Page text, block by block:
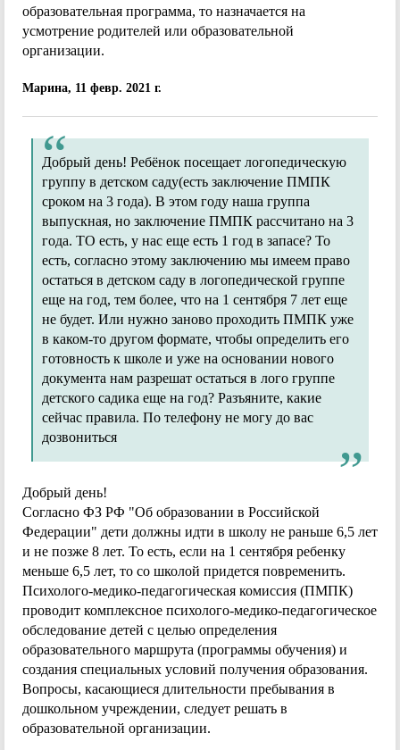
образовательная программа, то назначается на
усмотрение родителей или образовательной
организации.
Марина, 11 февр. 2021 г.
Добрый день! Ребёнок посещает логопедическую
группу в детском саду(есть заключение ПМПК
сроком на 3 года). В этом году наша группа
выпускная, но заключение ПМПК рассчитано на 3
года. ТО есть, у нас еще есть 1 год в запасе? То
есть, согласно этому заключению мы имеем право
остаться в детском саду в логопедической группе
еще на год, тем более, что на 1 сентября 7 лет еще
не будет. Или нужно заново проходить ПМПК уже
в каком-то другом формате, чтобы определить его
готовность к школе и уже на основании нового
документа нам разрешат остаться в лого группе
детского садика еще на год? Разъяните, какие
сейчас правила. По телефону не могу до вас
дозвониться
Добрый день!
Согласно ФЗ РФ "Об образовании в Российской
Федерации" дети должны идти в школу не раньше 6,5 лет
и не позже 8 лет. То есть, если на 1 сентября ребенку
меньше 6,5 лет, то со школой придется повременить.
Психолого-медико-педагогическая комиссия (ПМПК)
проводит комплексное психолого-медико-педагогическое
обследование детей с целью определения
образовательного маршрута (программы обучения) и
создания специальных условий получения образования.
Вопросы, касающиеся длительности пребывания в
дошкольном учреждении, следует решать в
образовательной организации.